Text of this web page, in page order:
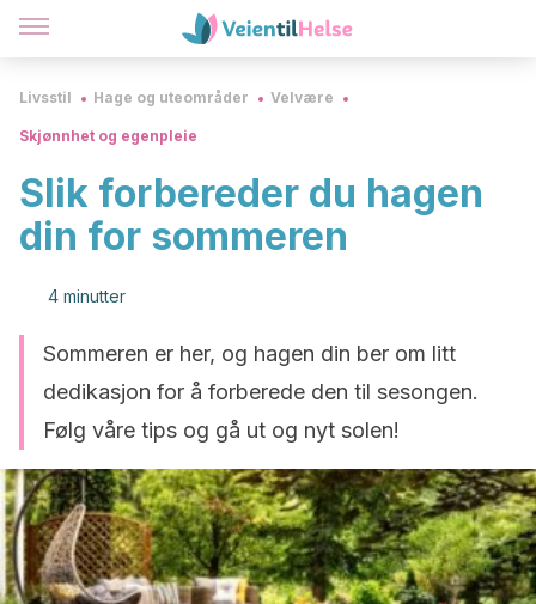
Livsstil Hage og uteområder Velvære
Skjønnhet og egenpleie
Slik forbereder du hagen
din for sommeren
4 minutter
Sommeren er her, og hagen din ber om litt
dedikasjon for å forberede den til sesongen.
Følg våre tips og gå ut og nyt solen!